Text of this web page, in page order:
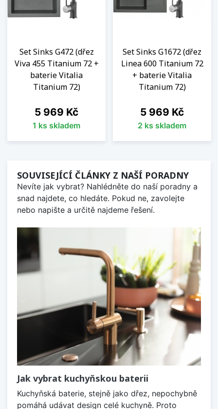
Set Sinks G472 (dřez
Viva 455 Titanium 72 +
baterie Vitalia
Titanium 72)
Cena
5 969 Kč
1 ks skladem
Set Sinks G1672 (dřez
Linea 600 Titanium 72
+ baterie Vitalia
Titanium 72)
Cena
5 969 Kč
2 ks skladem
SOUVISEJÍCÍ ČLÁNKY Z NAŠÍ PORADNY
Nevíte jak vybrat? Nahlédněte do naší poradny a
snad najdete, co hledáte. Pokud ne, zavolejte
nebo napište a určitě najdeme řešení.
Jak vybrat kuchyňskou baterii
Kuchyňská baterie, stejně jako dřez, nepochybně
pomáhá udávat design celé kuchyně. Proto